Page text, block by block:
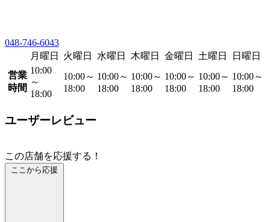
048-746-6043
月曜日
火曜日 水曜日 木曜日 金曜日 土曜日
日曜日
営業
時間
10:00
～
18:00
10:00～
18:00
10:00～
18:00
10:00～
18:00
10:00～
18:00
10:00～
18:00
10:00～
18:00
ユーザーレビュー
この店舗を応援する！
ここから応援